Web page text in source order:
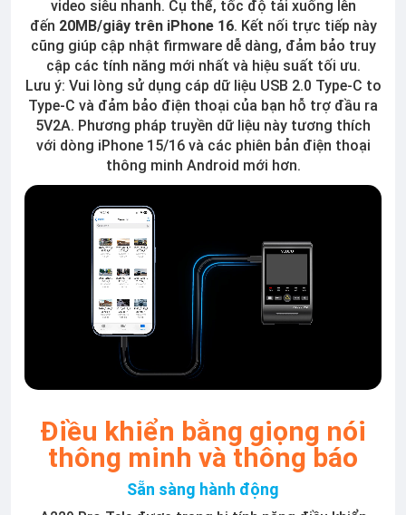
video siêu nhanh. Cụ thể, tốc độ tải xuống lên
đến 20MB/giây trên iPhone 16. Kết nối trực tiếp này
cũng giúp cập nhật firmware dễ dàng, đảm bảo truy
cập các tính năng mới nhất và hiệu suất tối ưu.
Lưu ý: Vui lòng sử dụng cáp dữ liệu USB 2.0 Type-C to
Type-C và đảm bảo điện thoại của bạn hỗ trợ đầu ra
5V2A. Phương pháp truyền dữ liệu này tương thích
với dòng iPhone 15/16 và các phiên bản điện thoại
thông minh Android mới hơn.
Điều khiển bằng giọng nói
thông minh và thông báo
Sẵn sàng hành động